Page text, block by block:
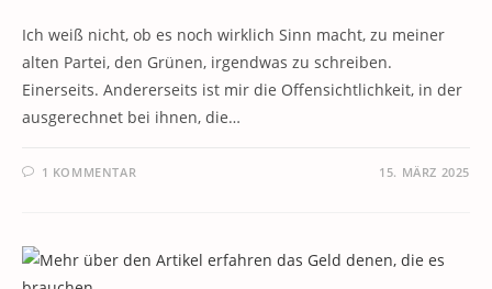
Ich weiß nicht, ob es noch wirklich Sinn macht, zu meiner
alten Partei, den Grünen, irgendwas zu schreiben.
Einerseits. Andererseits ist mir die Offensichtlichkeit, in der
ausgerechnet bei ihnen, die…
1 KOMMENTAR 15. MÄRZ 2025